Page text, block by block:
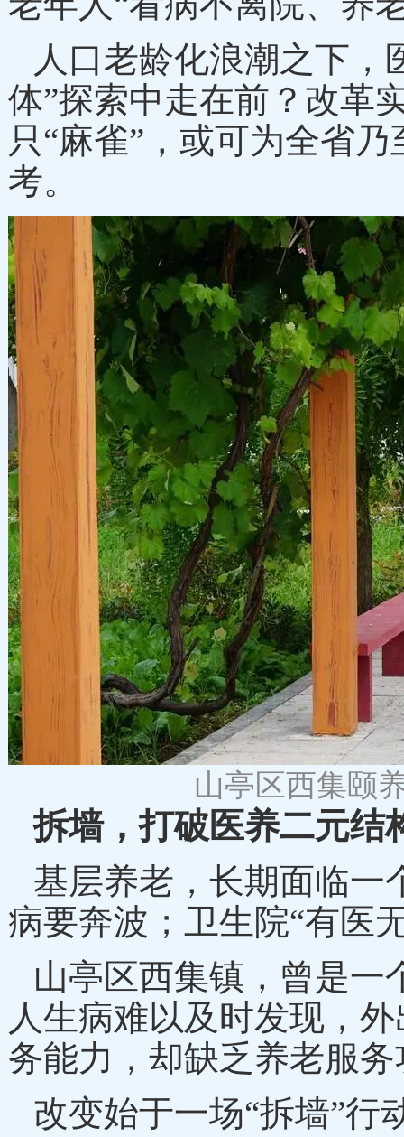
人口老龄化浪潮之下
体”探索中走在前？改革
只“麻雀”，或可为全省
考。
山亭区西集颐
拆墙，打破医养二元结
基层养老，长期面临一
病要奔波；卫生院“有医
山亭区西集镇，曾是一
人生病难以及时发现，
务能力，却缺乏养老服
改变始于一场“拆墙”行